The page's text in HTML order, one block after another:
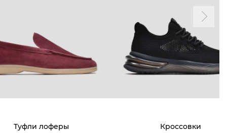
Туфли лоферы Кроссовки
и оплата
и возврат
Мои просмотры